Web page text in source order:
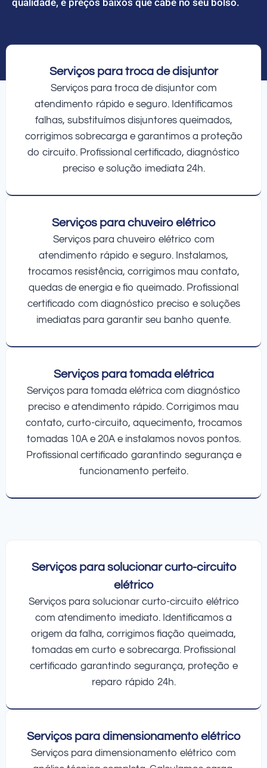
Serviços para troca de disjuntor
Serviços para troca de disjuntor com
atendimento rápido e seguro. Identificamos
falhas, substituímos disjuntores queimados,
corrigimos sobrecarga e garantimos a proteção
do circuito. Profissional certificado, diagnóstico
preciso e solução imediata 24h.
Serviços para chuveiro elétrico
Serviços para chuveiro elétrico com
atendimento rápido e seguro. Instalamos,
trocamos resistência, corrigimos mau contato,
quedas de energia e fio queimado. Profissional
certificado com diagnóstico preciso e soluções
imediatas para garantir seu banho quente.
Serviços para tomada elétrica
Serviços para tomada elétrica com diagnóstico
preciso e atendimento rápido. Corrigimos mau
contato, curto-circuito, aquecimento, trocamos
tomadas 10A e 20A e instalamos novos pontos.
Profissional certificado garantindo segurança e
funcionamento perfeito.
Serviços para solucionar curto-circuito
elétrico
Serviços para solucionar curto-circuito elétrico
com atendimento imediato. Identificamos a
origem da falha, corrigimos fiação queimada,
tomadas em curto e sobrecarga. Profissional
certificado garantindo segurança, proteção e
reparo rápido 24h.
Serviços para dimensionamento elétrico
Serviços para dimensionamento elétrico com